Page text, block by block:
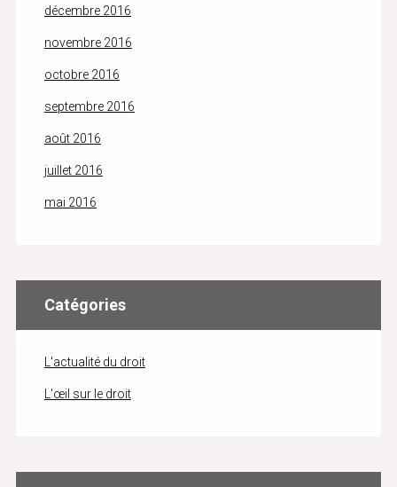
décembre 2016
novembre 2016
octobre 2016
septembre 2016
août 2016
juillet 2016
mai 2016
Catégories
L'actualité du droit
L'œil sur le droit